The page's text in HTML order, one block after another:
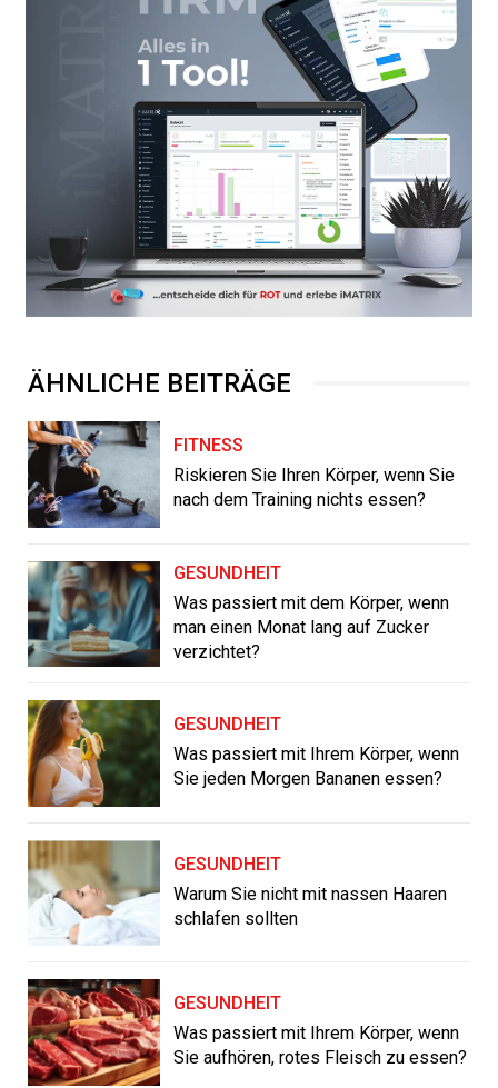
ÄHNLICHE BEITRÄGE
FITNESS
Riskieren Sie Ihren Körper, wenn Sie
nach dem Training nichts essen?
GESUNDHEIT
Was passiert mit dem Körper, wenn
man einen Monat lang auf Zucker
verzichtet?
GESUNDHEIT
Was passiert mit Ihrem Körper, wenn
Sie jeden Morgen Bananen essen?
GESUNDHEIT
Warum Sie nicht mit nassen Haaren
schlafen sollten
GESUNDHEIT
Was passiert mit Ihrem Körper, wenn
Sie aufhören, rotes Fleisch zu essen?